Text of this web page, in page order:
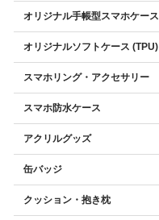
オリジナル手帳型スマホケース
オリジナルソフトケース (TPU)
スマホリング・アクセサリー
スマホ防水ケース
アクリルグッズ
缶バッジ
クッション・抱き枕